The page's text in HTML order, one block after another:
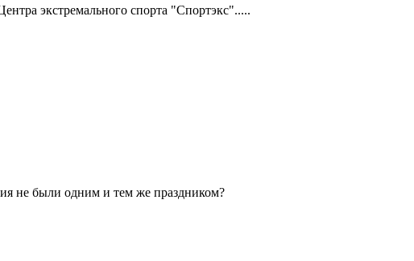
экстремального спорта "Спортэкс".....
не были одним и тем же праздником?